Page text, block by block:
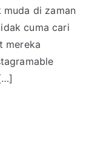
muda di zaman
cuma cari
mereka